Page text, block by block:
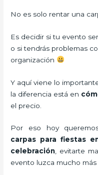
No es solo rentar una
Es decidir si tu evento
o si tendrás problemas
organización
Y aquí viene lo
la diferencia está en
el precio.
Por eso hoy
carpas para fiestas
celebración, evitarte
evento luzca mucho